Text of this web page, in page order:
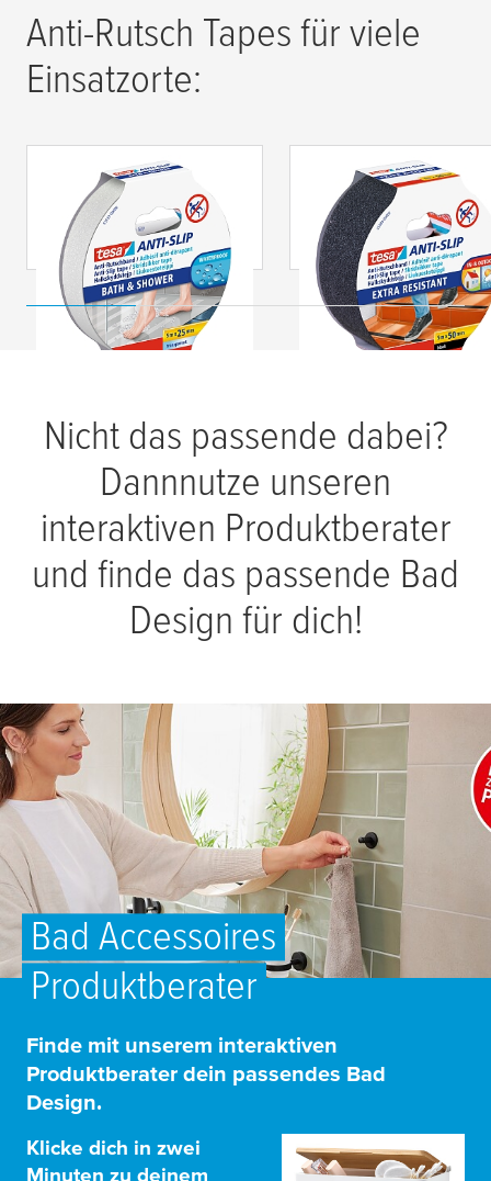
Anti-Rutsch Tapes für viele
Einsatzorte:
® Anti-Rutschband
Bad & Dusche
tesa® Anti-
Nicht das passende dabei?
Dannnutze unseren
interaktiven Produktberater
und finde das passende Bad
Design für dich!
Bad Accessoires
Produktberater
Finde mit unserem interaktiven
Produktberater dein passendes Bad
Design.
Klicke dich in zwei
Minuten zu deinem